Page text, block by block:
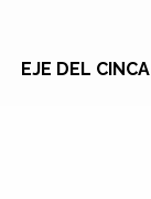
EJE DEL CINCA